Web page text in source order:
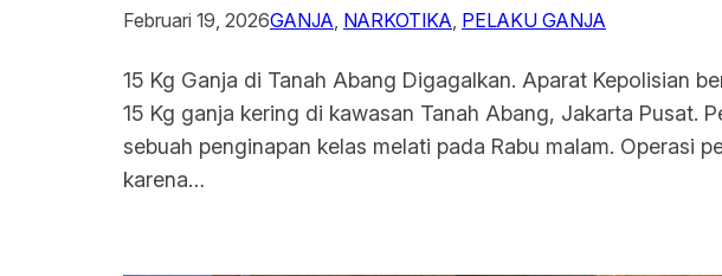
Februari 19, 2026GANJA, NARKOTIKA, PELAKU GANJA
15 Kg Ganja di Tanah Abang Digagalkan. Aparat Kepolisian
15 Kg ganja kering di kawasan Tanah Abang, Jakarta Pusat.
sebuah penginapan kelas melati pada Rabu malam. Operasi
karena…